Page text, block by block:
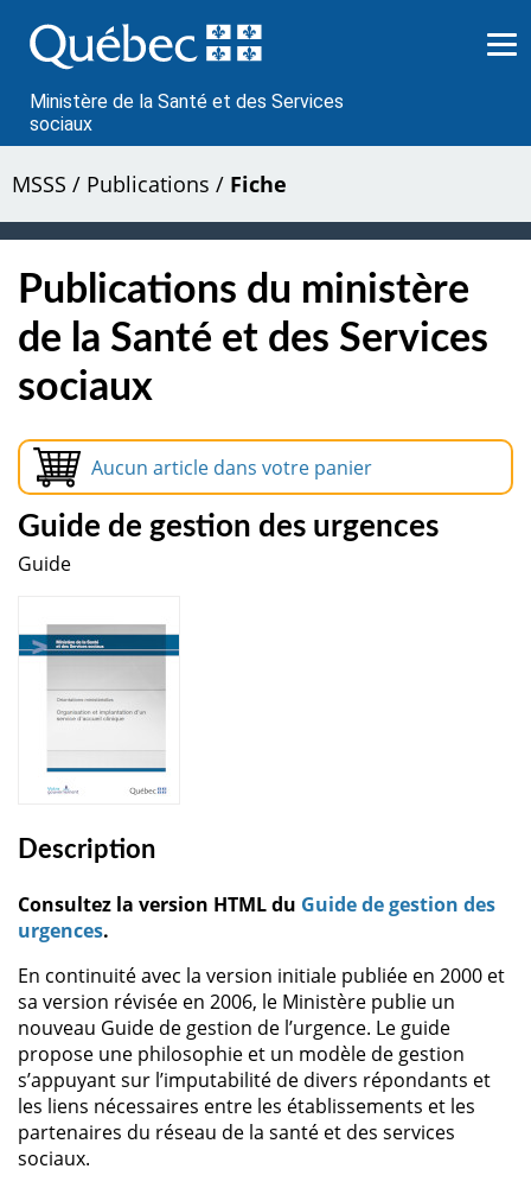
au
contenu
Ministère de la Santé et des Services
sociaux
MSSS / Publications / Fiche
Publications du ministère
de la Santé et des Services
sociaux
Aucun article dans votre panier
Guide de gestion des urgences
Guide
Description
Consultez la version HTML du Guide de gestion des
urgences.
En continuité avec la version initiale publiée en 2000 et
sa version révisée en 2006, le Ministère publie un
nouveau Guide de gestion de l’urgence. Le guide
propose une philosophie et un modèle de gestion
s’appuyant sur l’imputabilité de divers répondants et
les liens nécessaires entre les établissements et les
partenaires du réseau de la santé et des services
sociaux.